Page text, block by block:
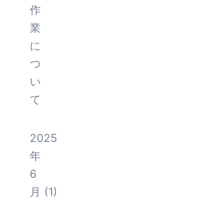
作
業
に
つ
い
て
2025
年
6
月 (1)